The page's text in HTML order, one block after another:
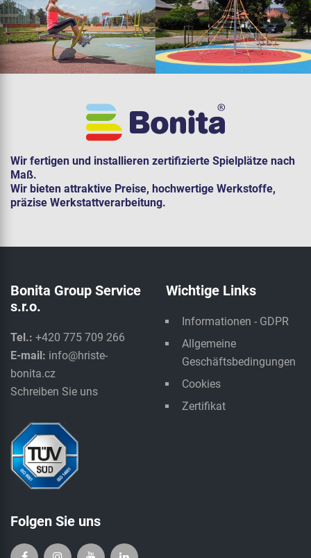
Wir fertigen und installieren zertifizierte Spielplätze nach
Maß.
Wir bieten attraktive Preise, hochwertige Werkstoffe,
präzise Werkstattverarbeitung.
Bonita Group Service
s.r.o.
Tel.: +420 775 709 266
E-mail: info@hriste-
bonita.cz
Schreiben Sie uns
Wichtige Links
Informationen - GDPR
Allgemeine
Geschäftsbedingungen
Cookies
Zertifikat
Folgen Sie uns